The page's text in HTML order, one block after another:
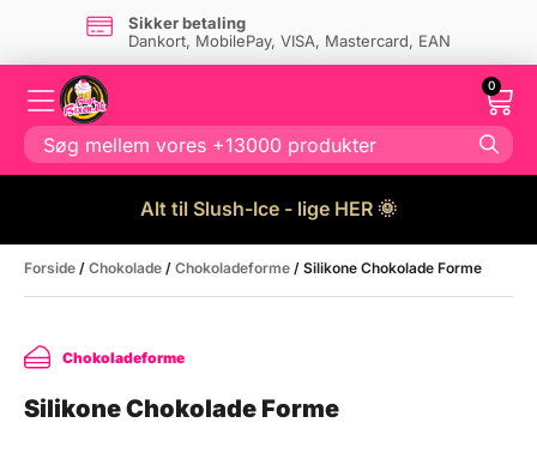
Sikker betaling
Dankort, MobilePay, VISA, Mastercard, EAN
0
Alt til Slush-Ice - lige HER 🌞
Forside / Chokolade / Chokoladeforme / Silikone Chokolade Forme
Chokoladeforme
Silikone Chokolade Forme